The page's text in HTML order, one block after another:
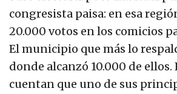
congresista paisa: en esa
20.000 votos en los comicios
El municipio que más lo
donde alcanzó 10.000 de
cuentan que uno de sus